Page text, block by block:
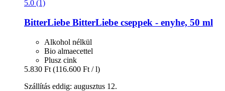
5.0 (1)
BitterLiebe BitterLiebe cseppek -​ enyhe, 50 ml
Alkohol nélkül
Bio almaecettel
Plusz cink
5.830 Ft (116.600 Ft / l)
Szállítás eddig: augusztus 12.